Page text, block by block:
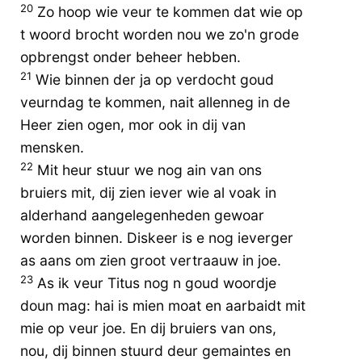
20 Zo hoop wie veur te kommen dat wie op
t woord brocht worden nou we zo'n grode
opbrengst onder beheer hebben.
21 Wie binnen der ja op verdocht goud
veurndag te kommen, nait allenneg in de
Heer zien ogen, mor ook in dij van
mensken.
22 Mit heur stuur we nog ain van ons
bruiers mit, dij zien iever wie al voak in
alderhand aangelegenheden gewoar
worden binnen. Diskeer is e nog ieverger
as aans om zien groot vertraauw in joe.
23 As ik veur Titus nog n goud woordje
doun mag: hai is mien moat en aarbaidt mit
mie op veur joe. En dij bruiers van ons,
nou, dij binnen stuurd deur gemaintes en